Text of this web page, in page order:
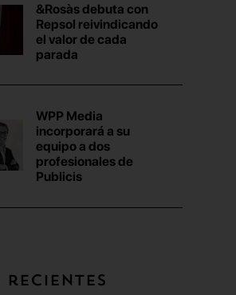
&Rosàs debuta con
Repsol reivindicando
el valor de cada
parada
WPP Media
incorporará a su
equipo a dos
profesionales de
Publicis
recientes